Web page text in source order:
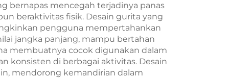
bernapas mencegah terjadinya panas
beraktivitas fisik. Desain gurita yang
pengguna mempertahankan
jangka panjang, mampu bertahan
membuatnya cocok digunakan dalam
konsisten di berbagai aktivitas. Desain
mendorong kemandirian dalam